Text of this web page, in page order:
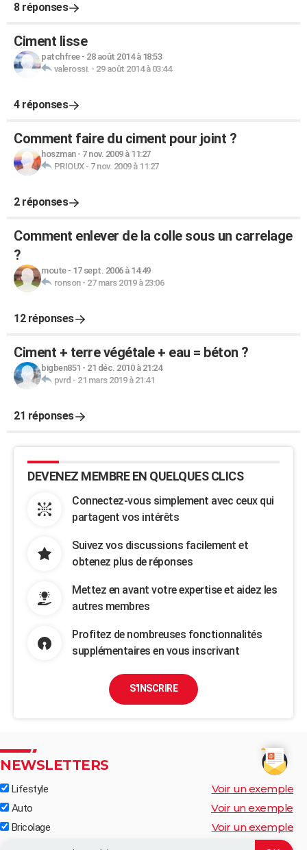
8 réponses
Ciment lisse
patchfree- 28 août 2014 à 18:53
valerossi. - 29 août 2014 à 03:44
4 réponses
Comment faire du ciment pour joint ?
hoszman- 7 nov. 2009 à 11:27
PRIOUX- 7 nov. 2009 à 11:27
2 réponses
Comment enlever de la colle sous un carrelage
?
moute- 17 sept. 2006 à 14:49
ronson- 27 mars 2019 à 23:06
12 réponses
Ciment + terre végétale + eau = béton ?
bigben851 - 21 déc. 2010 à 21:24
pvrd - 21 mars 2019 à 21:41
21 réponses
DEVENEZ MEMBRE EN QUELQUES CLICS
Connectez-vous simplement avec ceux qui
partagent vos intérêts
Suivez vos discussions facilement et
obtenez plus de réponses
Mettez en avant votre expertise et aidez les
autres membres
Profitez de nombreuses fonctionnalités
supplémentaires en vous inscrivant
S'INSCRIRE
NEWSLETTERS
Lifestyle Voir un exemple
Auto Voir un exemple
Bricolage Voir un exemple